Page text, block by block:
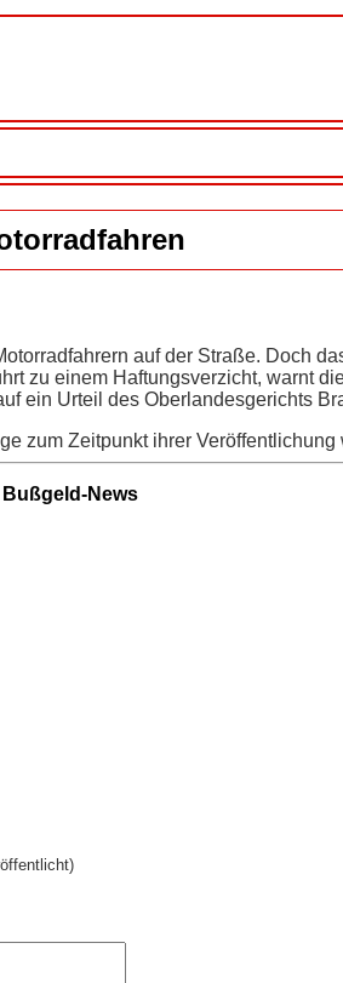
auf der Straße. Doch
zu einem Haftungsverzicht, warnt
ein Urteil des Oberlandesgerichts
zum Zeitpunkt ihrer Veröffentlichung
Bußgeld-News